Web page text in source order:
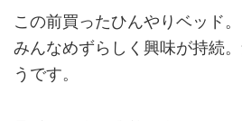
この前買ったひんやりベッド。
みんなめずらしく興味が持続
うです。